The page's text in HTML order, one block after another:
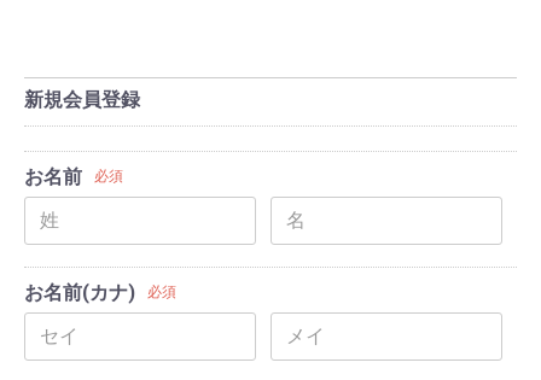
新規会員登録
お名前 必須
お名前(カナ) 必須